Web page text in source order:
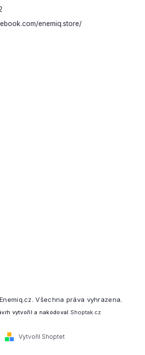
enemiq.store/
Vytvořil Shoptet
Enemiq.cz. Všechna práva vyhrazena.
vytvořil a nakódoval Shoptak.cz